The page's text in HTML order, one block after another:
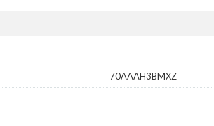
70AAAH3BMXZ